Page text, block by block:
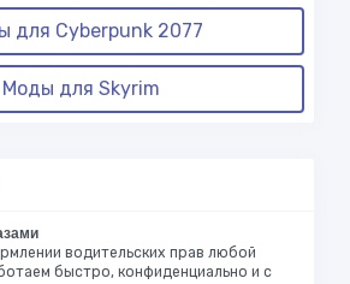
для Cyberpunk 2077
Моды для Skyrim
водительских прав любой
быстро, конфиденциально и с